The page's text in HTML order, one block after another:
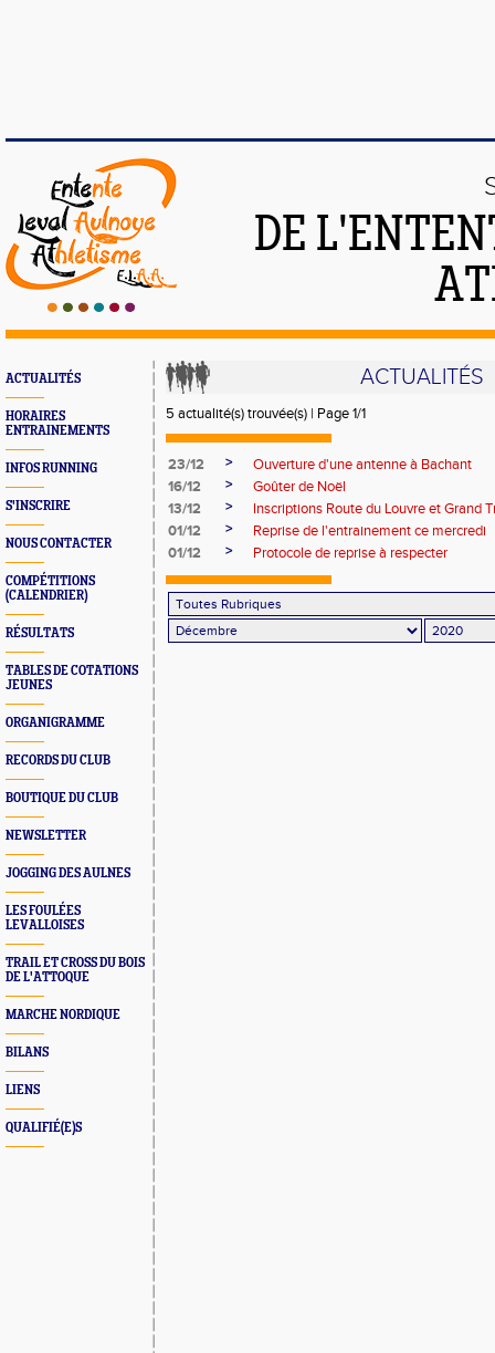
DE
ACTUALITÉS
HORAIRES
ENTRAINEMENTS
INFOS RUNNING
S'INSCRIRE
NOUS CONTACTER
COMPÉTITIONS
(CALENDRIER)
RÉSULTATS
TABLES DE COTATIONS
JEUNES
ORGANIGRAMME
RECORDS DU CLUB
BOUTIQUE DU CLUB
NEWSLETTER
JOGGING DES AULNES
LES FOULÉES
LEVALLOISES
TRAIL ET CROSS DU BOIS
DE L'ATTOQUE
MARCHE NORDIQUE
BILANS
LIENS
QUALIFIÉ(E)S
ACTUALITÉS
5 actualité(s) trouvée(s) | Page 1/1
23/12 >
Ouverture d'une antenne à Bachant
16/12
>
Goûter de Noël
13/12
>
Inscriptions Route du Louvre et Grand
01/12
>
Reprise de l'entrainement ce mercredi
01/12
> Protocole de reprise à respecter